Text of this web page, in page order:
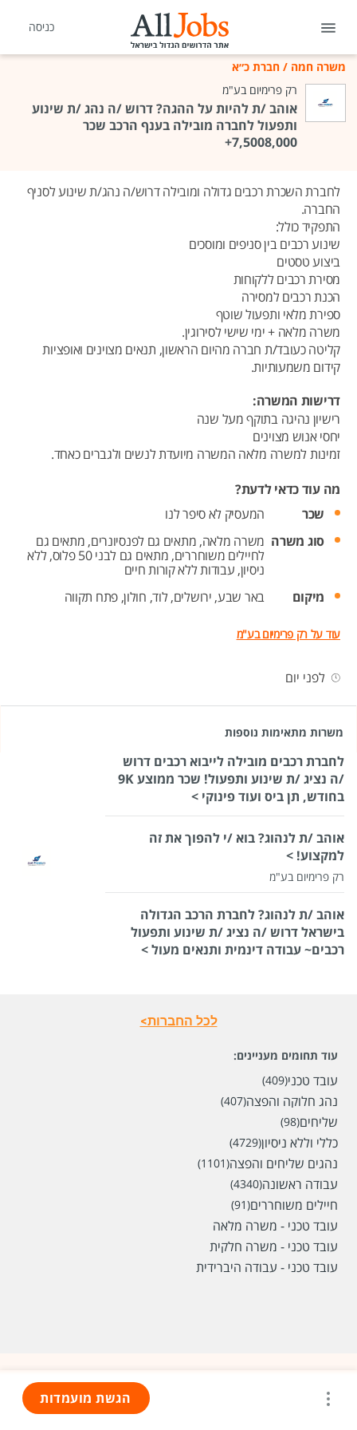
כניסה
משרה חמה / חברת כ״א
רק פרימיום בע"מ
אוהב /ת להיות על ההגה? דרוש /ה נהג /ת שינוע
ותפעול לחברה מובילה בענף הרכב שכר
7,5008,000+
לחברת השכרת רכבים גדולה ומובילה דרוש/ה נהג/ת שינוע לסניף
החברה.
התפקיד כולל:
שינוע רכבים בין סניפים ומוסכים
ביצוע טסטים
מסירת רכבים ללקוחות
הכנת רכבים למסירה
ספירת מלאי ותפעול שוטף
משרה מלאה + ימי שישי לסירוגין.
קליטה כעובד/ת חברה מהיום הראשון, תנאים מצוינים ואופציות
קידום משמעותיות.
דרישות המשרה:
רישיון נהיגה בתוקף מעל שנה
יחסי אנוש מצוינים
זמינות למשרה מלאה המשרה מיועדת לנשים ולגברים כאחד.
מה עוד כדאי לדעת?
שכר
המעסיק לא סיפר לנו
סוג משרה משרה מלאה, מתאים גם לפנסיונרים, מתאים גם
לחיילים משוחררים, מתאים גם לבני 50 פלוס,
ללא
ניסיון, עבודות ללא קורות חיים
מיקום
באר שבע, ירושלים,לוד, חולון,פתח תקווה
עוד על רק פרימיום בע"מ
לפני יום
משרות מתאימות נוספות
לחברת רכבים מובילה לייבוא רכבים דרוש
/ה נציג /ת שינוע ותפעול! שכר ממוצע 9K
בחודש, תן ביס ועוד פינוקי >
אוהב /ת לנהוג? בוא /י להפוך את זה
למקצוע! >
רק פרימיום בע"מ
אוהב /ת לנהוג? לחברת הרכב הגדולה
בישראל דרוש /ה נציג /ת שינוע ותפעול
רכבים~ עבודה דינמית ותנאים מעול >
לכל החברות>
עוד תחומים מעניינים:
עובד טכני(409)
נהג חלוקה והפצה(407)
שליחים(98)
כללי וללא ניסיון(4729)
נהגים שליחים והפצה(1101)
עבודה ראשונה(4340)
חיילים משוחררים(91)
עובד טכני - משרה מלאה
עובד טכני - משרה חלקית
עובד טכני - עבודה היברידית
הגשת מועמדות